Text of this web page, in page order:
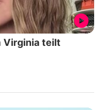
Virginia teilt